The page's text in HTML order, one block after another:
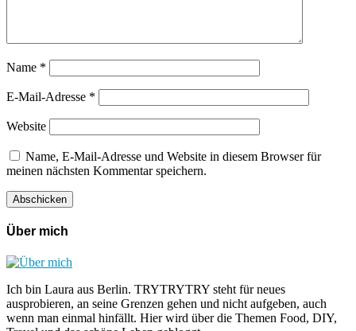
Name *
E-Mail-Adresse *
Website
Name, E-Mail-Adresse und Website in diesem Browser für
meinen nächsten Kommentar speichern.
Über mich
Ich bin Laura aus Berlin. TRYTRYTRY steht für neues
ausprobieren, an seine Grenzen gehen und nicht aufgeben, auch
wenn man einmal hinfällt. Hier wird über die Themen Food, DIY,